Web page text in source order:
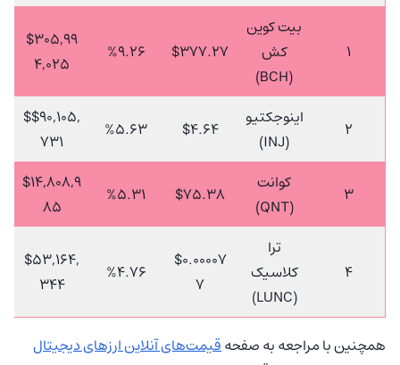
1
بیت کوین
کش
(BCH)
$377.27
%9.26
$305,99
4,025
2
اینوجکتیو
(INJ)
$4.64
%5.63
$$90,105,
731
3
کوانت
(QNT)
$75.38
%5.31
$14,808,9
85
4
ترا
کلاسیک
(LUNC)
$0.00007
7
%4.76
$53,164,
344
همچنین با مراجعه به صفحهقیمت‌های آنلاین ارزهای دیجیتال